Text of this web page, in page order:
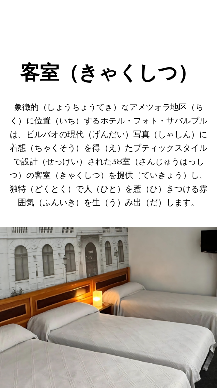
客室（きゃくしつ）
象徴的（しょうちょうてき）なアメツォラ地区（ち
く）に位置（いち）するホテル・フォト・サバルブル
は、ビルバオの現代（げんだい）写真（しゃしん）に
着想（ちゃくそう）を得（え）たブティックスタイル
で設計（せっけい）された38室（さんじゅうはっし
つ）の客室（きゃくしつ）を提供（ていきょう）し、
独特（どくとく）で人（ひと）を惹（ひ）きつける雰
囲気（ふんいき）を生（う）み出（だ）します。